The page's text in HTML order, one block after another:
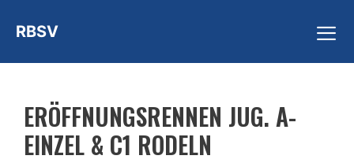
Inhalt
springen
RBSV
ERÖFFNUNGSRENNEN JUG. A-
EINZEL & C1 RODELN